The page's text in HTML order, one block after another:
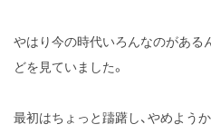
やはり今の時代いろんなのがある
どを見ていました。
最初はちょっと躊躇し、やめよう